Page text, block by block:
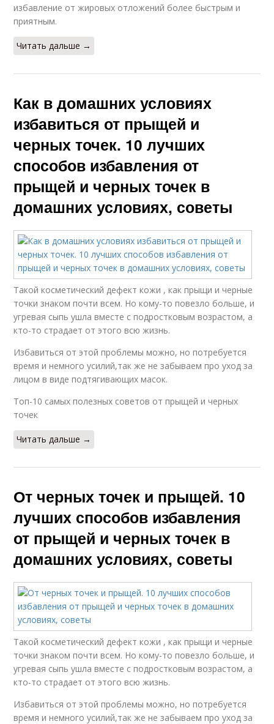
избавление от жировых отложений более быстрым и
приятным.
Читать дальше →
Как в домашних условиях
избавиться от прыщей и
черных точек. 10 лучших
способов избавления от
прыщей и черных точек в
домашних условиях, советы
Такой косметический дефект кожи , как прыщи и черные
точки знаком почти всем. Но кому-то повезло больше, и
угревая сыпь ушла вместе с подростковым возрастом, а
кто-то страдает от этого всю жизнь.
Избавиться от этой проблемы можно, но потребуется
время и немного усилий,так же не забываем про уход за
лицом в виде подтягивающих масок.
Топ-10 самых полезных советов от прыщей и черных
точек
Читать дальше →
От черных точек и прыщей. 10
лучших способов избавления
от прыщей и черных точек в
домашних условиях, советы
Такой косметический дефект кожи , как прыщи и черные
точки знаком почти всем. Но кому-то повезло больше, и
угревая сыпь ушла вместе с подростковым возрастом, а
кто-то страдает от этого всю жизнь.
Избавиться от этой проблемы можно, но потребуется
время и немного усилий,так же не забываем про уход за